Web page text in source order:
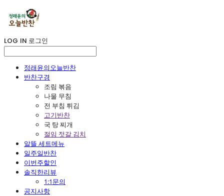
LOG IN 로그인
정래윤의오늘반찬
반찬구경
조림 볶음
나물 무침
전 부침 튀김
고기반찬
국 탕 찌개
절임 젓갈 김치
알뜰 세트메뉴
일주일반찬
이번주할인
솔직한리뷰
1:1문의
공지사항